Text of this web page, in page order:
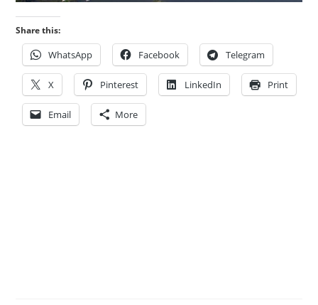
Share this:
WhatsApp Facebook Telegram
X Pinterest LinkedIn Print
Email More